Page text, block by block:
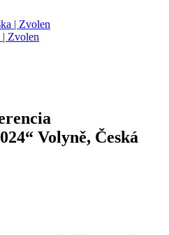
| Zvolen
Volyně, Česká